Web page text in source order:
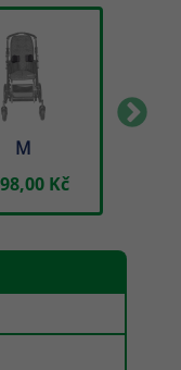
M
Kč